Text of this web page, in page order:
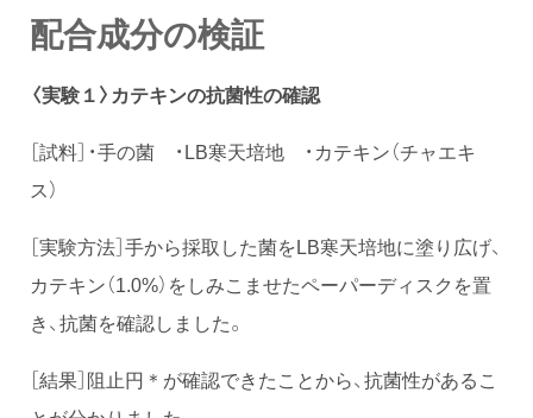
配合成分の検証
〈実験１〉カテキンの抗菌性の確認
［試料］・手の菌 ・LB寒天培地 ・カテキン（チャエキ
ス）
［実験方法］手から採取した菌をLB寒天培地に塗り広げ、
カテキン（1.0%）をしみこませたペーパーディスクを置
き、抗菌を確認しました。
［結果］阻止円＊が確認できたことから、抗菌性があるこ